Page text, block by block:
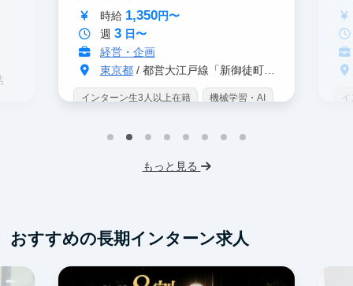
時給 1,350円〜
週 3日〜
経営・企画
東京都/ 都営大江戸線「新御徒町駅」 A4出口 徒歩3分
インターン生3人以上在籍 機械学習・AI
ン
もっと見る
おすすめの長期インターン求人